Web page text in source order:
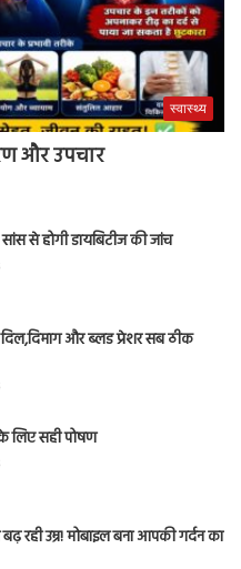
स्वास्थ्य
और उपचार
से होगी डायबिटीज की जांच
दिल,दिमाग और ब्लड प्रेशर सब ठीक
लिए सही पोषण
रही उम्र! मोबाइल बना आपकी गर्दन का